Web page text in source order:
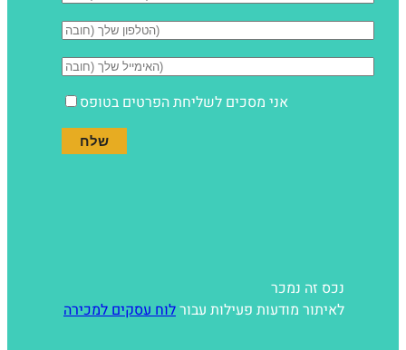
אני מסכים לשליחת הפרטים בטופס
נכס זה נמכר
לאיתור מודעות פעילות עבורלוח עסקים למכירה